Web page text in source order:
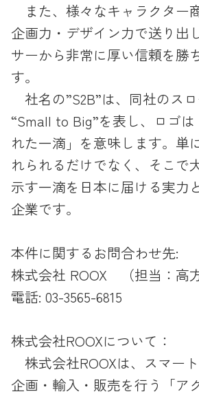
また、様々なキャラクター
企画力・デザイン力で送り出
サーから非常に厚い信頼を勝
す。
社名の”S2B”は、同社のス
“Small to Big”を表し、ロゴは
れた一滴」を意味します。単
れられるだけでなく、そこで
示す一滴を日本に届ける実力
企業です。
本件に関するお問合わせ先:
株式会社 ROOX （担当：高方
電話: 03-3565-6815
株式会社ROOXについて：
株式会社ROOXは、スマー
企画・輸入・販売を行う「ア